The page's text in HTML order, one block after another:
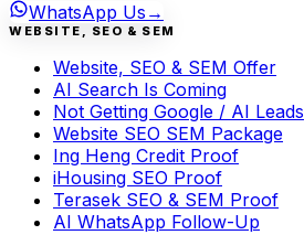
WhatsApp Us →
WEBSITE, SEO & SEM
Website, SEO & SEM Offer
AI Search Is Coming
Not Getting Google / AI Leads
Website SEO SEM Package
Ing Heng Credit Proof
iHousing SEO Proof
Terasek SEO & SEM Proof
AI WhatsApp Follow-Up